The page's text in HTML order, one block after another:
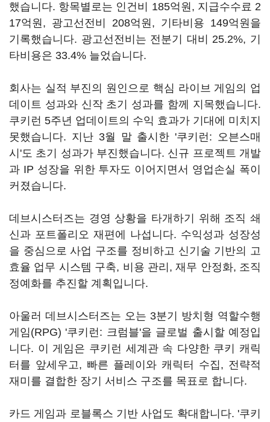
했습니다. 항목별로는 인건비 185억원, 지급수수료 2
17억원, 광고선전비 208억원, 기타비용 149억원을
기록했습니다. 광고선전비는 전분기 대비 25.2%, 기
타비용은 33.4% 늘었습니다.
회사는 실적 부진의 원인으로 핵심 라이브 게임의 업
데이트 성과와 신작 초기 성과를 함께 지목했습니다.
쿠키런 5주년 업데이트의 수익 효과가 기대에 미치지
못했습니다. 지난 3월 말 출시한 '쿠키런: 오븐스매
시'도 초기 성과가 부진했습니다. 신규 프로젝트 개발
과 IP 성장을 위한 투자도 이어지면서 영업손실 폭이
커졌습니다.
데브시스터즈는 경영 상황을 타개하기 위해 조직 쇄
신과 포트폴리오 재편에 나섭니다. 수익성과 성장성
을 중심으로 사업 구조를 정비하고 신기술 기반의 고
효율 업무 시스템 구축, 비용 관리, 재무 안정화, 조직
정예화를 추진할 계획입니다.
아울러 데브시스터즈는 오는 3분기 방치형 역할수행
게임(RPG) '쿠키런: 크럼블'을 글로벌 출시할 예정입
니다. 이 게임은 쿠키런 세계관 속 다양한 쿠키 캐릭
터를 앞세우고, 빠른 플레이와 캐릭터 수집, 전략적
재미를 결합한 장기 서비스 구조를 목표로 합니다.
카드 게임과 로블록스 기반 사업도 확대합니다. '쿠키